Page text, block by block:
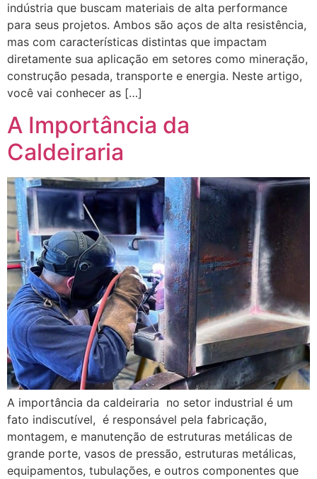
indústria que buscam materiais de alta performance
para seus projetos. Ambos são aços de alta resistência,
mas com características distintas que impactam
diretamente sua aplicação em setores como mineração,
construção pesada, transporte e energia. Neste artigo,
você vai conhecer as […]
A Importância da
Caldeiraria
A importância da caldeiraria no setor industrial é um
fato indiscutível, é responsável pela fabricação,
montagem, e manutenção de estruturas metálicas de
grande porte, vasos de pressão, estruturas metálicas,
equipamentos, tubulações, e outros componentes que